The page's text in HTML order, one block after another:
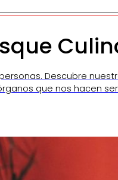
Descubre
que nos hacen